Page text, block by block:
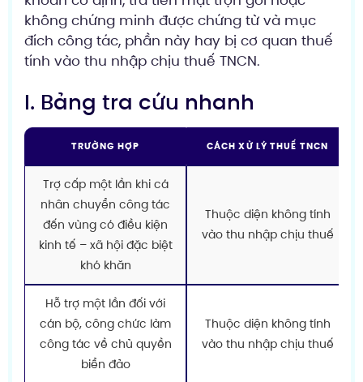
không chứng minh được chứng từ và mục
đích công tác, phần này hay bị cơ quan thuế
tính vào thu nhập chịu thuế TNCN.
I. Bảng tra cứu nhanh
TRƯỜNG HỢP CÁCH XỬ LÝ THUẾ TNCN
Trợ cấp một lần khi cá
nhân chuyển công tác
đến vùng có điều kiện
kinh tế – xã hội đặc biệt
khó khăn
Thuộc diện không tính
vào thu nhập chịu thuế
Hỗ trợ một lần đối với
cán bộ, công chức làm
công tác về chủ quyền
biển đảo
Thuộc diện không tính
vào thu nhập chịu thuế